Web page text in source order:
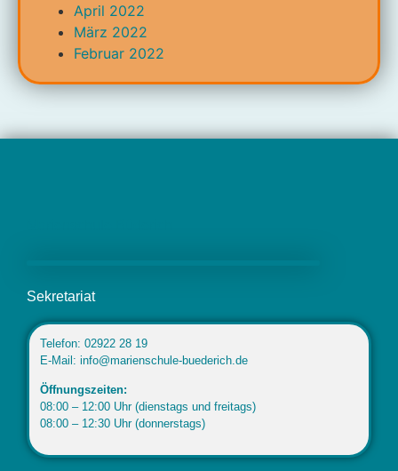
April 2022
März 2022
Februar 2022
Sekretariat
Telefon: 02922 28 19
E-Mail: info@marienschule-buederich.de
Öffnungszeiten:
08:00 – 12:00 Uhr (dienstags und freitags)
08:00 – 12:30 Uhr (donnerstags)